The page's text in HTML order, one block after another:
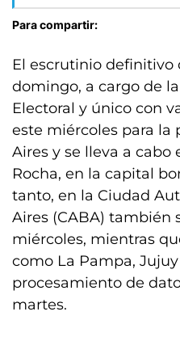
Para compartir:
El escrutinio definitivo
domingo, a cargo de
Electoral y único con
este miércoles para la
Aires y se lleva a cabo
Rocha, en la capital
tanto, en la Ciudad
Aires (CABA) también
miércoles, mientras
como La Pampa,
procesamiento de
martes.